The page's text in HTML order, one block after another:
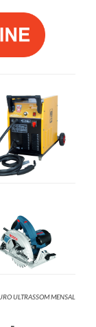
ULTRASSOM MENSAL